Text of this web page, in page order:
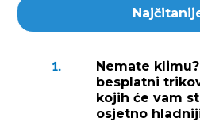
1.
Nemate
besplatni
kojih će vam
osjetno